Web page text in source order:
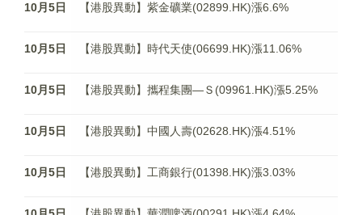
10月5日 【港股異動】紫金礦業(02899.HK)漲6.6%
10月5日 【港股異動】時代天使(06699.HK)漲11.06%
10月5日 【港股異動】攜程集團—Ｓ(09961.HK)漲5.25%
10月5日 【港股異動】中國人壽(02628.HK)漲4.51%
10月5日 【港股異動】工商銀行(01398.HK)漲3.03%